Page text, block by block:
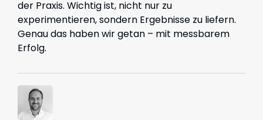
der Praxis. Wichtig ist, nicht nur zu
experimentieren, sondern Ergebnisse zu liefern.
Genau das haben wir getan – mit messbarem
Erfolg.